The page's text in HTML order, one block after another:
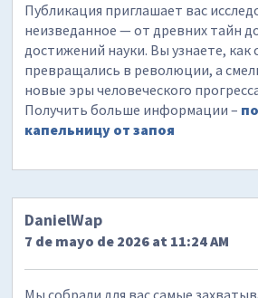
Публикация приглашает вас
неизведанное — от древних тайн
достижений науки. Вы узнаете, как
превращались в революции, а
новые эры человеческого
Получить больше информации –
капельницу от запоя
DanielWap
7 de mayo de 2026 at 11:24 AM